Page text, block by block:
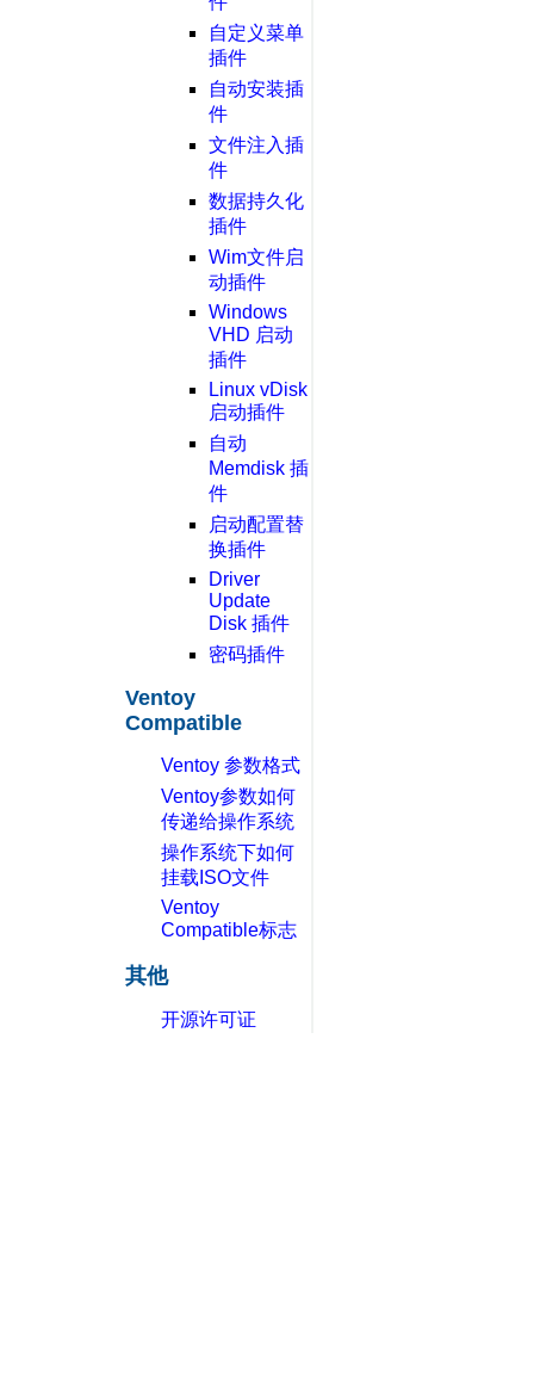
自定义菜单
插件
自动安装插
件
文件注入插
件
数据持久化
插件
Wim文件启
动插件
Windows
VHD 启动
插件
Linux vDisk
启动插件
自动
Memdisk 插
件
启动配置替
换插件
Driver
Update
Disk 插件
密码插件
Ventoy
Compatible
Ventoy 参数格式
Ventoy参数如何
传递给操作系统
操作系统下如何
挂载ISO文件
Ventoy
Compatible标志
其他
开源许可证